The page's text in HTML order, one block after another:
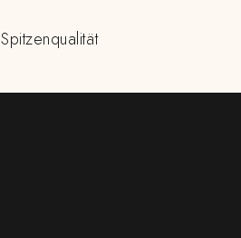
Spitzenqualität